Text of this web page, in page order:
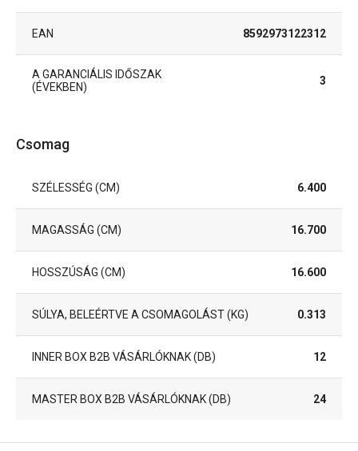
EAN 8592973122312
A GARANCIÁLIS IDŐSZAK
(ÉVEKBEN)
3
Csomag
SZÉLESSÉG (CM) 6.400
MAGASSÁG (CM) 16.700
HOSSZÚSÁG (CM) 16.600
SÚLYA, BELEÉRTVE A CSOMAGOLÁST (KG) 0.313
INNER BOX B2B VÁSÁRLÓKNAK (DB) 12
MASTER BOX B2B VÁSÁRLÓKNAK (DB) 24